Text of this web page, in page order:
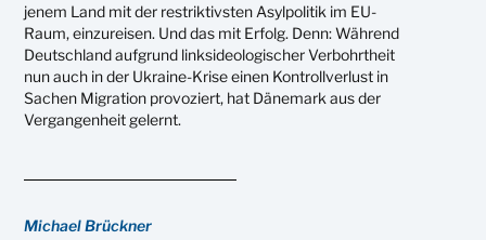
jenem Land mit der restriktivsten Asylpolitik im EU-
Raum, einzureisen. Und das mit Erfolg. Denn: Während
Deutschland aufgrund linksideologischer Verbohrtheit
nun auch in der Ukraine-Krise einen Kontrollverlust in
Sachen Migration provoziert, hat Dänemark aus der
Vergangenheit gelernt.
Michael Brückner